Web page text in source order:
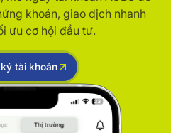
khoán, giao dịch nhanh
ưu cơ hội đầu tư.
tài khoản